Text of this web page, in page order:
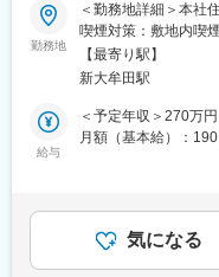
ラスの女性比率です
◎年休123日・土日祝
を両立できる働き方で
◎男性含む育休取得
■当社について：
かした「人造大理石
ムバスをはじめとし
・2013年に社名変更
■おすすめPOINT ＼
・土づくり、米づく
を行う企業で、地域
・バックオフィス業
関われます。
おります。
勤務地
＜勤務地詳細＞本社
喫煙対策：敷地内喫
業所
【最寄り駅】
新大牟田駅
給与
＜予定年収＞270万
月額（基本給）：
あり賃金はあくまで
可能性があります。
気になる